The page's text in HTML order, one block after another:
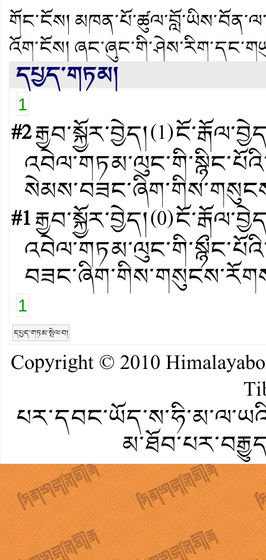
གོང་ངོས།
འོག་ངོས།
དཔྱད་གཏམ།
1
#2རྒྱབ་སྐྱོར་བྱེད།(1)
#1རྒྱབ་སྐྱོར་བྱེད།(0)
1
དཔྱད་གཏམ་སྤེལ་བ།
Copyright © 2010